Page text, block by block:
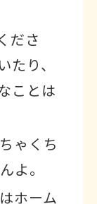
ださ
り、
ことは
ゃくち
よ。
ホーム